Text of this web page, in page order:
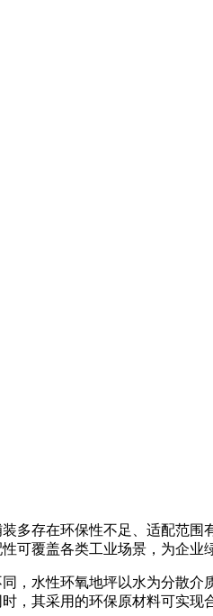
多存在环保性不足、适配范
覆盖各类工业场景，为企业
，水性环氧地坪以水为分散
，其采用的环保原材料可实